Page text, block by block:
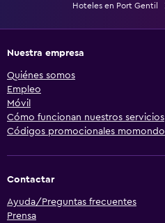
Hoteles en Port Gentil
Nuestra empresa
Quiénes somos
Empleo
Móvil
Cómo funcionan nuestros servicios
Códigos promocionales momondo
Contactar
Ayuda/Preguntas frecuentes
Prensa